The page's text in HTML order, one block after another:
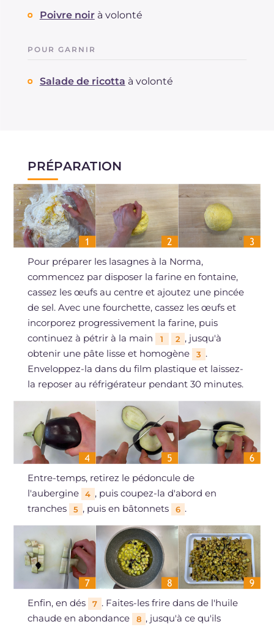
Poivre noir à volonté
POUR GARNIR
Salade de ricotta à volonté
PRÉPARATION
Pour préparer les lasagnes à la Norma,
commencez par disposer la farine en fontaine,
cassez les œufs au centre et ajoutez une pincée
de sel. Avec une fourchette, cassez les œufs et
incorporez progressivement la farine, puis
continuez à pétrir à la main
1 2 , jusqu'à
obtenir une pâte lisse et homogène
3 .
Enveloppez-la dans du film plastique et laissez-
la reposer au réfrigérateur pendant 30 minutes.
Entre-temps, retirez le pédoncule de
l'aubergine
4 , puis coupez-la d'abord en
tranches
5 , puis en bâtonnets 6 .
Enfin, en dés 7 . Faites-les frire dans de l'huile
chaude en abondance
8 , jusqu'à ce qu'ils